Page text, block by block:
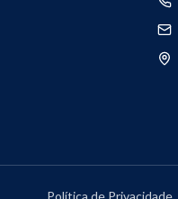
Política de Privacidade